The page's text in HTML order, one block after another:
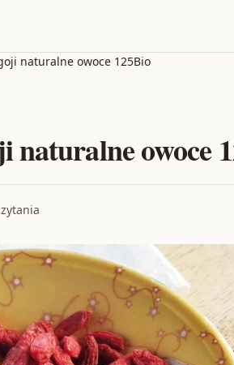
naturalne owoce 125Bio
naturalne owoce